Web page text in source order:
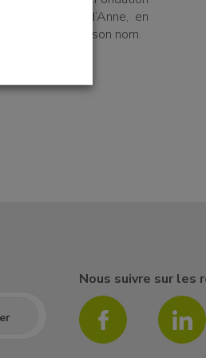
la mémoire d’Anne, en
une plaque à son nom.
Nous suivre sur les